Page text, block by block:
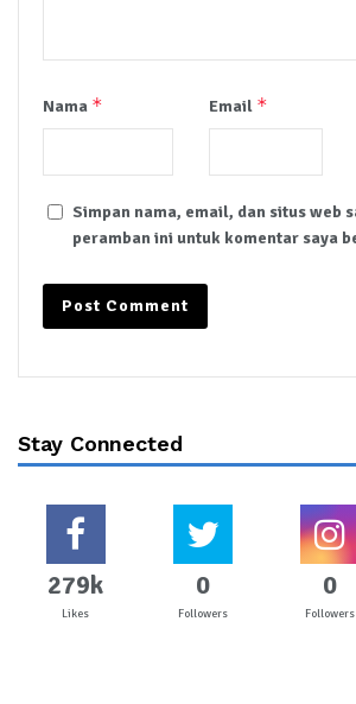
Nama * Email *
Simpan nama, email, dan situs web
peramban ini untuk komentar saya
Stay Connected
279k
Likes
0
Followers
0
Followers